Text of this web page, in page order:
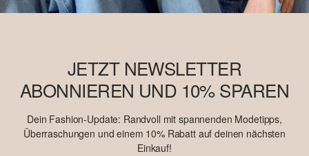
JETZT NEWSLETTER
ABONNIEREN UND 10% SPAREN
Dein Fashion-Update: Randvoll mit spannenden Modetipps,
Überraschungen und einem 10% Rabatt auf deinen nächsten
Einkauf!